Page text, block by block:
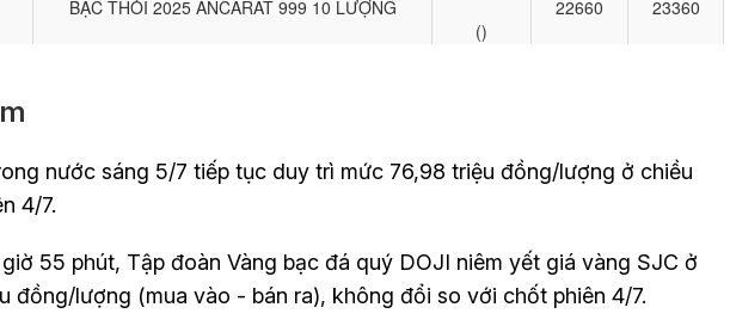
nước sáng 5/7 tiếp tục duy trì mức 76,98 triệu đồng/lượng ở chiều
4/7.
55 phút, Tập đoàn Vàng bạc đá quý DOJI niêm yết giá vàng SJC ở
đồng/lượng (mua vào - bán ra), không đổi so với chốt phiên 4/7.